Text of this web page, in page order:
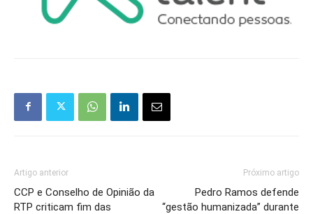
Artigo anterior
CCP e Conselho de Opinião da
RTP criticam fim das
Próximo artigo
Pedro Ramos defende
“gestão humanizada” durante